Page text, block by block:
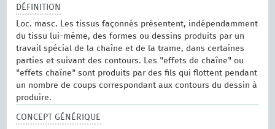
DÉFINITION
Loc. masc. Les tissus façonnés présentent, indépendamment
du tissu lui-même, des formes ou dessins produits par un
travail spécial de la chaîne et de la trame, dans certaines
parties et suivant des contours. Les "effets de chaîne" ou
"effets chaîne" sont produits par des fils qui flottent pendant
un nombre de coups correspondant aux contours du dessin à
produire.
CONCEPT GÉNÉRIQUE